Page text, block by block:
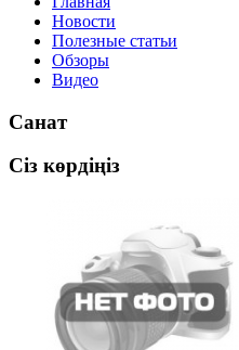
Новости
Полезные статьи
Обзоры
Видео
Санат
Сіз көрдіңіз